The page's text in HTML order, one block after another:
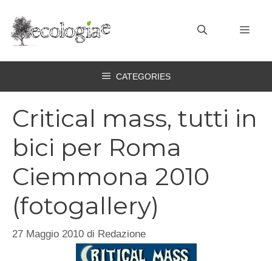
contenuto
CATEGORIES
Critical mass, tutti in
bici per Roma
Ciemmona 2010
(fotogallery)
27 Maggio 2010 di Redazione